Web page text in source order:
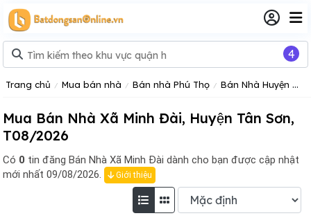
Trang chủ Mua bán nhà Bán nhà Phú Thọ Bán Nhà Huyện Tân Sơn
Mua Bán Nhà Xã Minh Đài, Huyện Tân Sơn,
T08/2026
Có 0 tin đăng Bán Nhà Xã Minh Đài dành cho bạn được cập nhật
mới nhất 09/08/2026.
Giới thiệu
4